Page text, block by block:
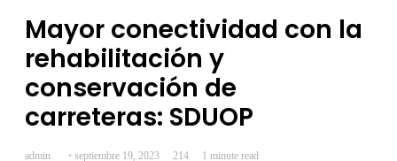
Mayor conectividad con la
rehabilitación y
conservación de
carreteras: SDUOP
admin
Send septiembre 19, 2023 214 1 minute read